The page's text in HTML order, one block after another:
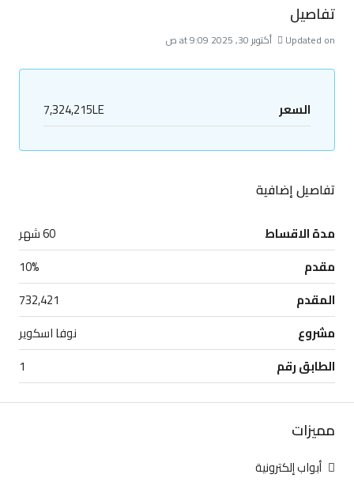
تفاصيل
Updated on أكتوبر 30, 2025 at 9:09 ص
السعر 7,324,215LE
تفاصيل إضافية
مدة الاقساط
60 شهر
مقدم
10%
المقدم
732,421
مشروع
نوفا اسكوير
الطابق رقم
1
مميزات
أبواب إلكترونية